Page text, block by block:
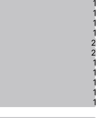
1
1
1
1
2
2
1
1
1
1
1